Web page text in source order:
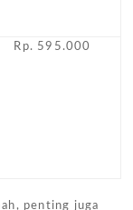
Rp. 595.000
penting juga